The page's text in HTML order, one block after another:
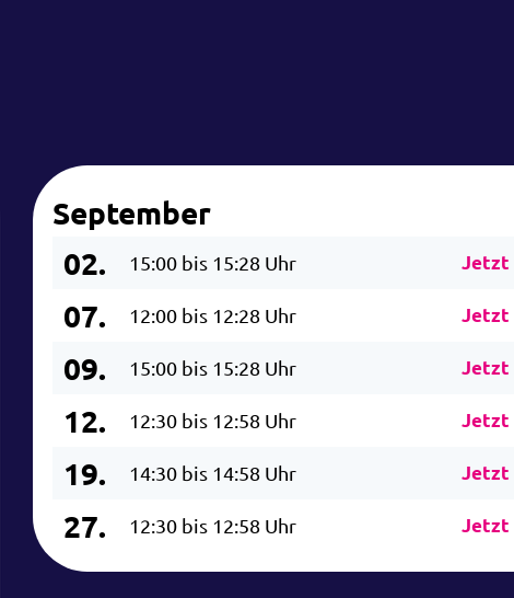
September
02.
15:00 bis 15:28 Uhr Jetzt
07. 12:00 bis 12:28 Uhr Jetzt
09. 15:00 bis 15:28 Uhr Jetzt
12. 12:30 bis 12:58 Uhr Jetzt
19. 14:30 bis 14:58 Uhr Jetzt
27. 12:30 bis 12:58 Uhr Jetzt